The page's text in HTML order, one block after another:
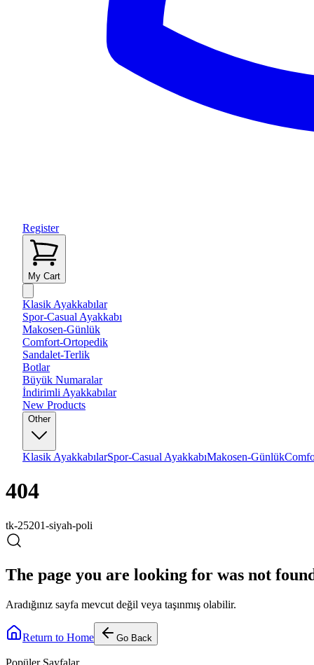
Register
My Cart
Klasik Ayakkabılar
Spor-Casual Ayakkabı
Makosen-Günlük
Comfort-Ortopedik
Sandalet-Terlik
Botlar
Büyük Numaralar
İndirimli Ayakkabılar
New Products
Other
Klasik AyakkabılarSpor-Casual AyakkabıMakosen-Günlük
404
tk-25201-siyah-poli
The page you are looking for was not
Aradığınız sayfa mevcut değil veya taşınmış olabilir.
Return to Home Go Back
Popüler Sayfalar